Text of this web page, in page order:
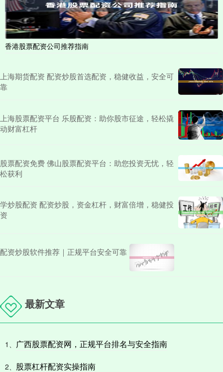
香港股票配资公司推荐指南
上海期货配资 配资炒股首选配资，稳健收益，安全可
靠
上海股票配资平台 乐股配资：助你股市征途，轻松撬
动财富杠杆
股票配资免费 佛山股票配资平台：助您投资无忧，轻
松获利
学炒股配资 配资炒股，资金杠杆，财富倍增，稳健投
资
配资炒股软件推荐｜正规平台安全可靠
最新文章
1、 广西股票配资网，正规平台排名与安全指南
2、 股票杠杆配资实操指南